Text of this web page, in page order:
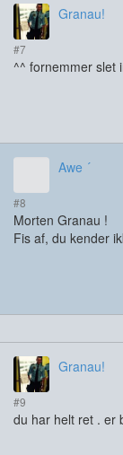
Granau!
#7
^^ fornemmer slet
Awe ´
#8
Morten Granau !
Fis af, du kender
Granau!
#9
du har helt ret . er